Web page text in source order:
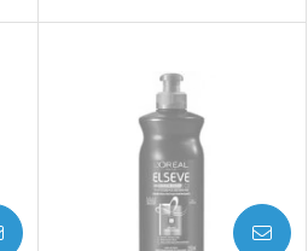
Laboratório
Por Menos
AVISE-ME